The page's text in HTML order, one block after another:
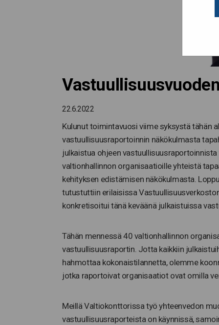
22.6.2022
Kulunut toimintavuosi viime syksystä tähän
vastuullisuusraportoinnin näkökulmasta
julkaistua ohjeen
valtionhallinnon organisaatioille yhteistä
kehityksen edistämisen näkökulmasta.
tutustuttiin erilaisissa
konkretisoitui tänä keväänä julkaistuissa
Tähän mennessä 40 valtionhallinnon
vastuullisuusraportin. Jotta kaikkiin
hahmottaa kokonaistilannetta, olemme
jotka raportoivat organisaatiot ovat omilla
Meillä Valtiokonttorissa työ yhteenvedon
vastuullisuusraporteista on käynnissä,